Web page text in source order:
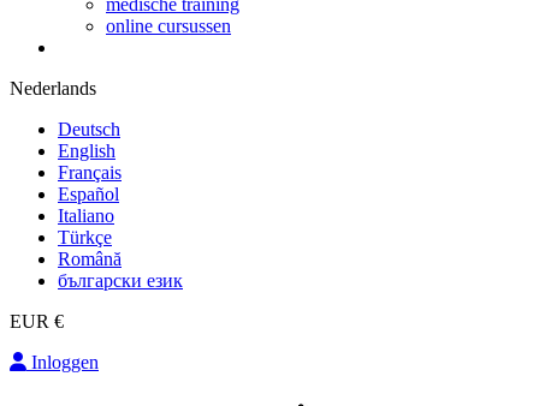
medische training
online cursussen
Nederlands
Deutsch
English
Français
Español
Italiano
Türkçe
Română
български език
EUR €
Inloggen